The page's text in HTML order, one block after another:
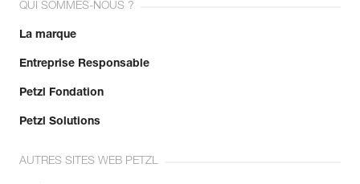
QUI SOMMES-NOUS ?
La marque
Entreprise Responsable
Petzl Fondation
Petzl Solutions
AUTRES SITES WEB PETZL